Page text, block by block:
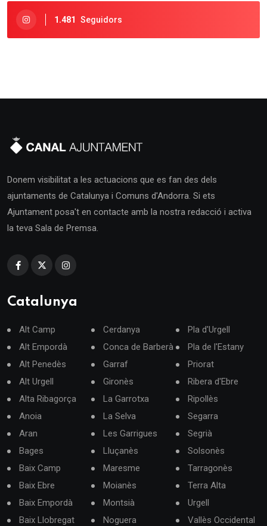
1.481 Seguidors
Donem visibilitat a les actuacions que es fan des dels
ajuntaments de Catalunya i Comuns d'Andorra. Si ets
Ajuntament posa't en contacte amb la nostra redacció i activa
la teva Sala de Premsa.
Catalunya
Alt Camp
Alt Empordà
Alt Penedès
Alt Urgell
Alta Ribagorça
Anoia
Aran
Bages
Baix Camp
Baix Ebre
Baix Empordà
Baix Llobregat
Cerdanya
Conca de Barberà
Garraf
Gironès
La Garrotxa
La Selva
Les Garrigues
Lluçanès
Maresme
Moianès
Montsià
Noguera
Pla d'Urgell
Pla de l'Estany
Priorat
Ribera d'Ebre
Ripollès
Segarra
Segrià
Solsonès
Tarragonès
Terra Alta
Urgell
Vallès Occidental